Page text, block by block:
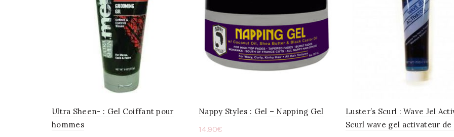
Ultra Sheen- : Gel Coiffant pour
hommes
Nappy Styles : Gel – Napping Gel
14.90€
Luster’s Scurl : Wave Jel
Scurl wave gel activateur de